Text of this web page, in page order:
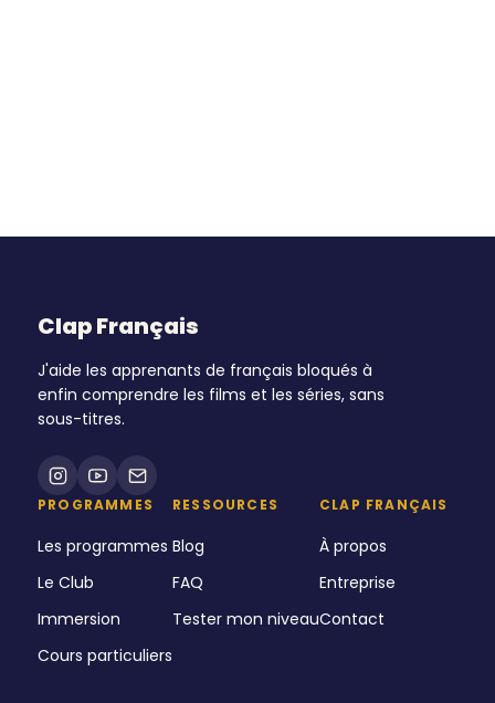
Clap Français
J'aide les apprenants de français bloqués à
enfin comprendre les films et les séries, sans
sous-titres.
PROGRAMMES
Les programmes
Le Club
Immersion
Cours particuliers
RESSOURCES
Blog
FAQ
Tester mon niveau
CLAP FRANÇAIS
À propos
Entreprise
Contact